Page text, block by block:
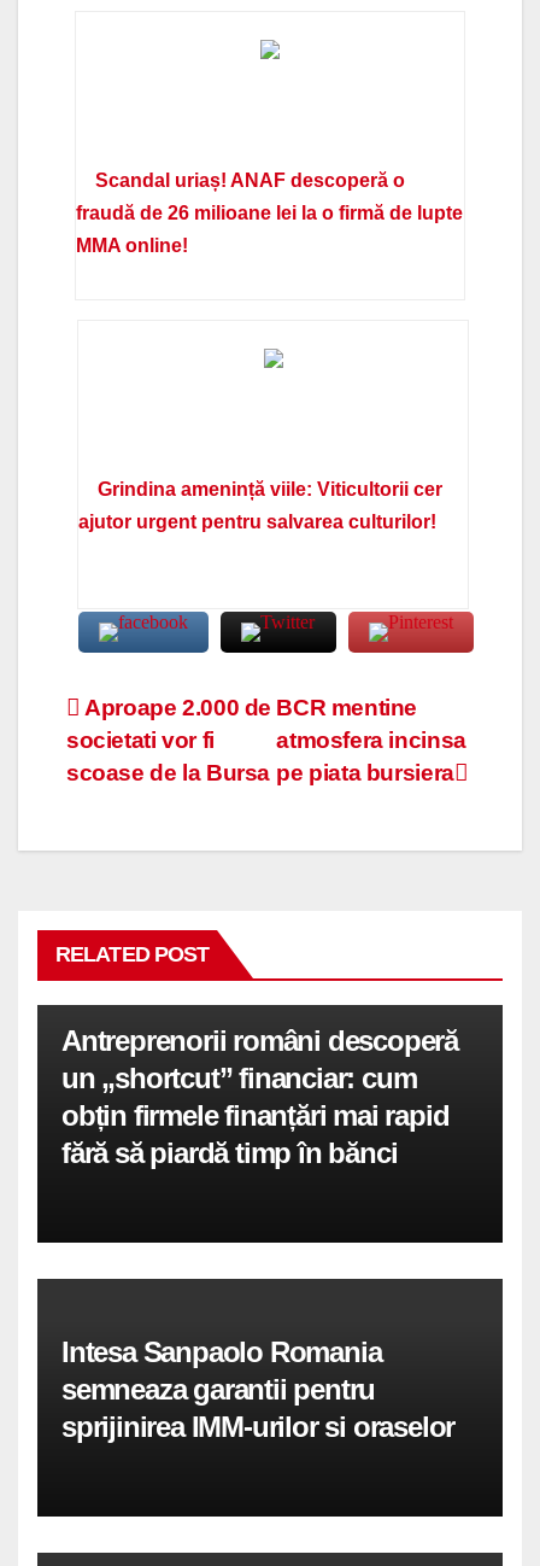
Scandal uriaș! ANAF descoperă o
fraudă de 26 milioane lei la o firmă de lupte
MMA online!
Grindina amenință viile: Viticultorii cer
ajutor urgent pentru salvarea culturilor!
Navigare
în
BCR mentine
atmosfera incinsa
pe piata bursiera
Aproape 2.000 de
societati vor fi
scoase de la Bursa
RELATED POST
Antreprenorii români descoperă
un „shortcut” financiar: cum
obțin firmele finanțări mai rapid
fără să piardă timp în bănci
Intesa Sanpaolo Romania
semneaza garantii pentru
sprijinirea IMM-urilor si oraselor